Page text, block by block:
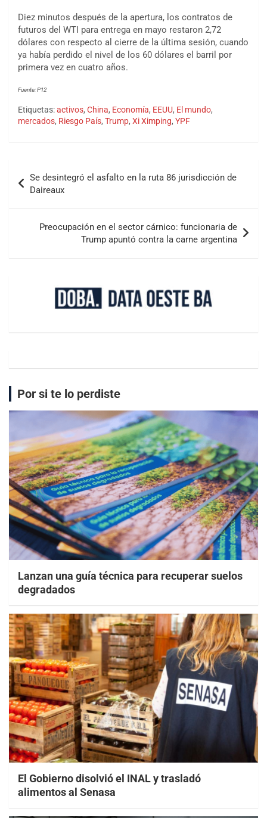
Diez minutos después de la apertura, los contratos de
futuros del WTI para entrega en mayo restaron 2,72
dólares con respecto al cierre de la última sesión, cuando
ya había perdido el nivel de los 60 dólares el barril por
primera vez en cuatro años.
Fuente: P12
Etiquetas:activos, China, Economía, EEUU, El mundo,
mercados, Riesgo País, Trump, Xi Ximping, YPF
Se desintegró el asfalto en la ruta 86 jurisdicción de
Daireaux
Preocupación en el sector cárnico: funcionaria de
Trump apuntó contra la carne argentina
Por si te lo perdiste
Lanzan una guía técnica para recuperar suelos
degradados
El Gobierno disolvió el INAL y trasladó
alimentos al Senasa